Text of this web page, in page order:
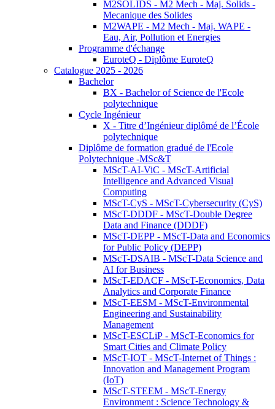
M2SOLIDS - M2 Mech - Maj. Solids -
Mecanique des Solides
M2WAPE - M2 Mech - Maj. WAPE -
Eau, Air, Pollution et Energies
Programme d'échange
EuroteQ - Diplôme EuroteQ
Catalogue 2025 - 2026
Bachelor
BX - Bachelor of Science de l'Ecole
polytechnique
Cycle Ingénieur
X - Titre d’Ingénieur diplômé de l’École
polytechnique
Diplôme de formation gradué de l'Ecole
Polytechnique -MSc&T
MScT-AI-ViC - MScT-Artificial
Intelligence and Advanced Visual
Computing
MScT-CyS - MScT-Cybersecurity (CyS)
MScT-DDDF - MScT-Double Degree
Data and Finance (DDDF)
MScT-DEPP - MScT-Data and Economics
for Public Policy (DEPP)
MScT-DSAIB - MScT-Data Science and
AI for Business
MScT-EDACF - MScT-Economics, Data
Analytics and Corporate Finance
MScT-EESM - MScT-Environmental
Engineering and Sustainability
Management
MScT-ESCLiP - MScT-Economics for
Smart Cities and Climate Policy
MScT-IOT - MScT-Internet of Things :
Innovation and Management Program
(IoT)
MScT-STEEM - MScT-Energy
Environment : Science Technology &